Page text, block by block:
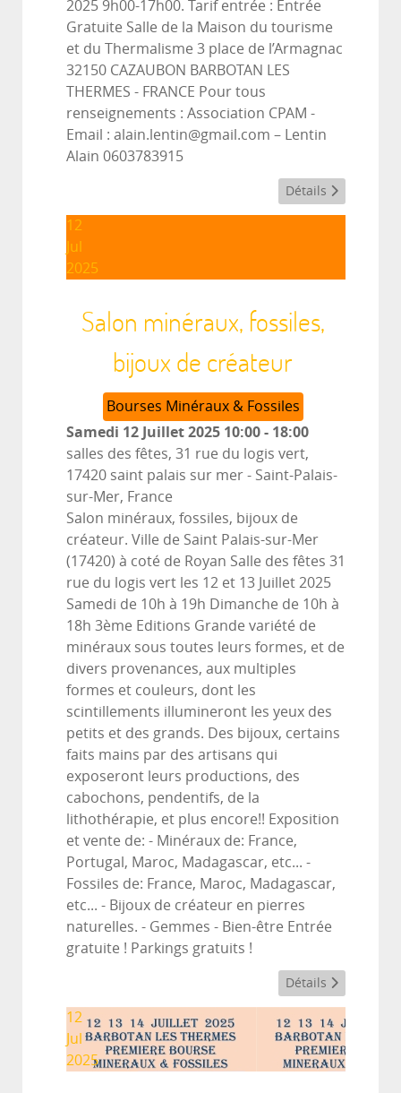
2025 9h00-17h00. Tarif entrée : Entrée
Gratuite Salle de la Maison du tourisme
et du Thermalisme 3 place de l’Armagnac
32150 CAZAUBON BARBOTAN LES
THERMES - FRANCE Pour tous
renseignements : Association CPAM -
Email : alain.lentin@gmail.com – Lentin
Alain 0603783915
Détails
12
Jul
2025
Salon minéraux, fossiles,
bijoux de créateur
Bourses Minéraux & Fossiles
Samedi 12 Juillet 2025 10:00- 18:00
salles des fêtes, 31 rue du logis vert,
17420 saint palais sur mer - Saint-Palais-
sur-Mer, France
Salon minéraux, fossiles, bijoux de
créateur. Ville de Saint Palais-sur-Mer
(17420) à coté de Royan Salle des fêtes 31
rue du logis vert les 12 et 13 Juillet 2025
Samedi de 10h à 19h Dimanche de 10h à
18h 3ème Editions Grande variété de
minéraux sous toutes leurs formes, et de
divers provenances, aux multiples
formes et couleurs, dont les
scintillements illumineront les yeux des
petits et des grands. Des bijoux, certains
faits mains par des artisans qui
exposeront leurs productions, des
cabochons, pendentifs, de la
lithothérapie, et plus encore!! Exposition
et vente de: - Minéraux de: France,
Portugal, Maroc, Madagascar, etc... -
Fossiles de: France, Maroc, Madagascar,
etc... - Bijoux de créateur en pierres
naturelles. - Gemmes - Bien-être Entrée
gratuite ! Parkings gratuits !
Détails
12
Jul
2025